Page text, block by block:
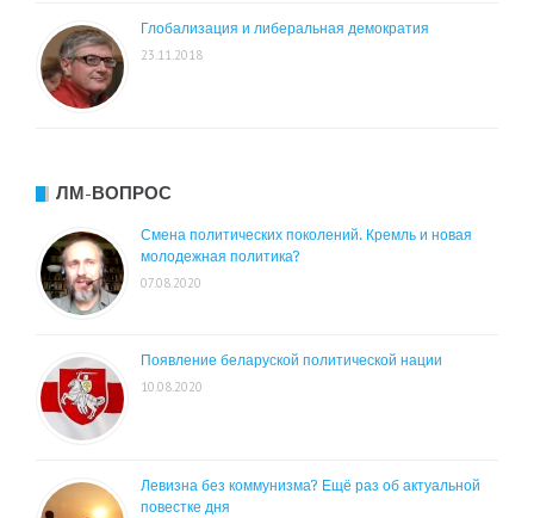
Глобализация и либеральная демократия
23.11.2018
ЛМ-ВОПРОС
Смена политических поколений. Кремль и новая
молодежная политика?
07.08.2020
Появление беларуской политической нации
10.08.2020
Левизна без коммунизма? Ещё раз об актуальной
повестке дня